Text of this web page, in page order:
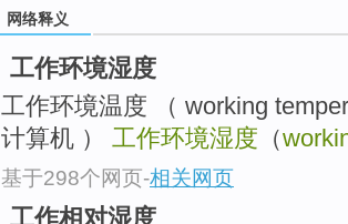
网络释义
工作环境湿度
工作环境温度 （ working
计算机 ） 工作环境湿度 （
基于298个网页-相关网页
工作相对湿度